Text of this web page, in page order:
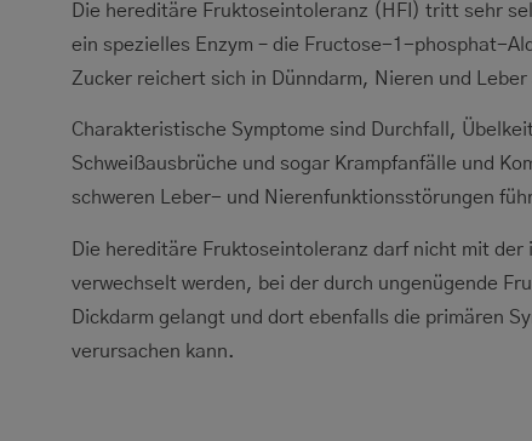
Die hereditäre Fruktoseintoleranz (HFI) tritt sehr
ein spezielles Enzym – die Fructose-1-phosphat-
Zucker reichert sich in Dünndarm, Nieren und Leber
Charakteristische Symptome sind Durchfall,
Schweißausbrüche und sogar Krampfanfälle und
schweren Leber- und Nierenfunktionsstörungen
Die hereditäre Fruktoseintoleranz darf nicht mit
verwechselt werden, bei der durch ungenügende
Dickdarm gelangt und dort ebenfalls die primären
verursachen kann.